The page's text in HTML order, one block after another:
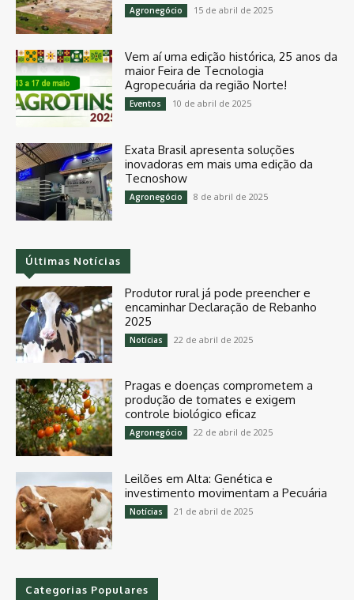
Agronegócio 15 de abril de 2025
Vem aí uma edição histórica, 25 anos da
maior Feira de Tecnologia
Agropecuária da região Norte!
Eventos 10 de abril de 2025
Exata Brasil apresenta soluções
inovadoras em mais uma edição da
Tecnoshow
Agronegócio 8 de abril de 2025
Últimas Notícias
Produtor rural já pode preencher e
encaminhar Declaração de Rebanho
2025
Notícias 22 de abril de 2025
Pragas e doenças comprometem a
produção de tomates e exigem
controle biológico eficaz
Agronegócio 22 de abril de 2025
Leilões em Alta: Genética e
investimento movimentam a Pecuária
Notícias 21 de abril de 2025
Categorias Populares